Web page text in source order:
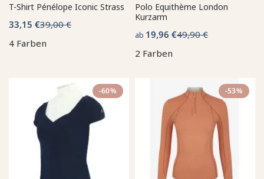
T-Shirt Pénélope Iconic Strass
33,15 €39,00 €
4 Farben
Polo Equithème London
Kurzarm
ab 19,96 €49,90 €
2 Farben
-60% -53%